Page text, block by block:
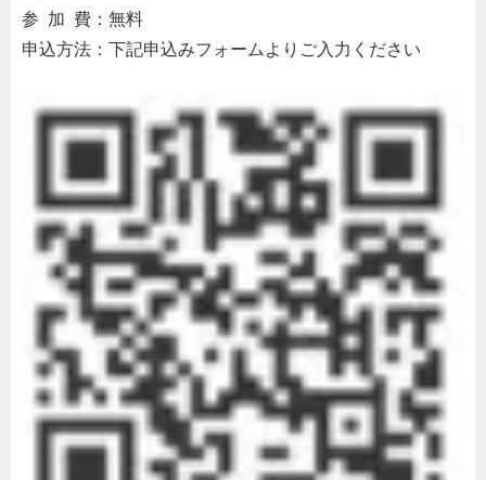
参 加 費：無料
申込方法：下記申込みフォームよりご入力ください